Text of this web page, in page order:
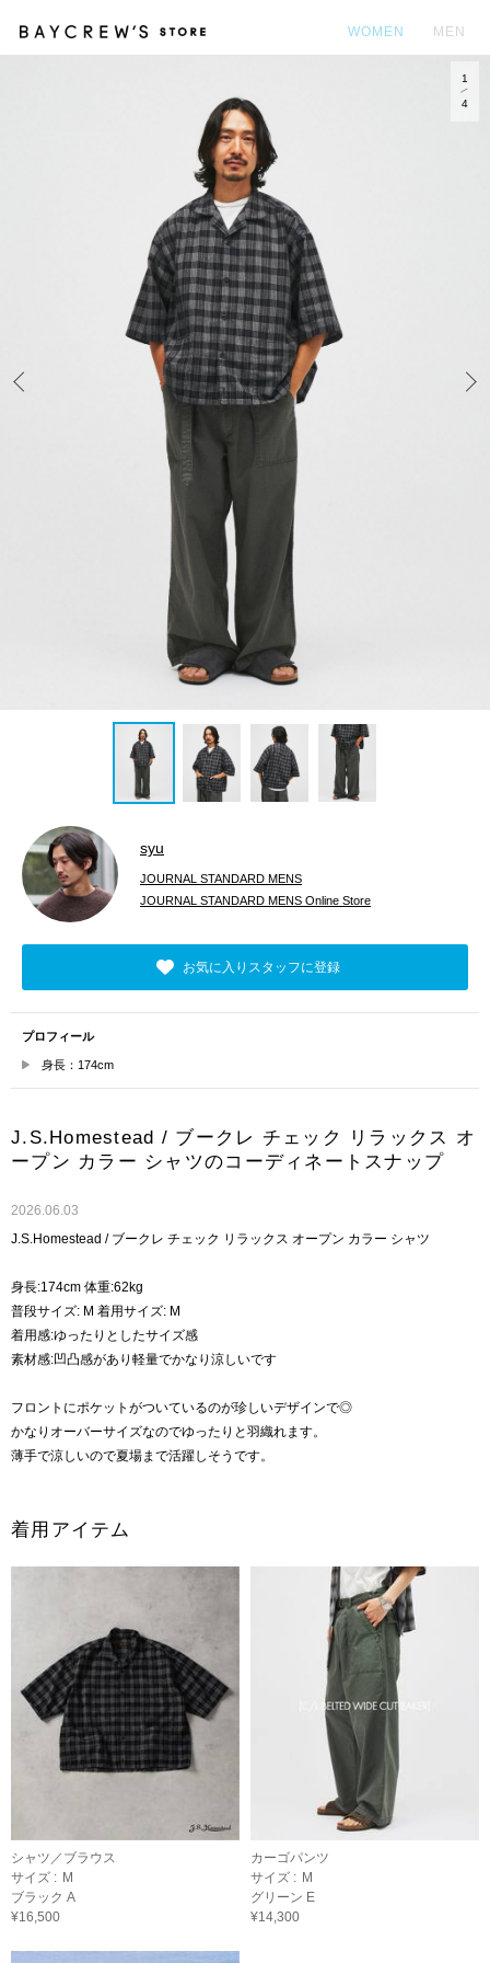
WOMEN MEN
1
4
syu
JOURNAL STANDARD MENS
JOURNAL STANDARD MENS Online Store
お気に入りスタッフに登録
プロフィール
身長：174cm
J.S.Homestead / ブークレ チェック リラックス オ
ープン カラー シャツのコーディネートスナップ
2026.06.03
J.S.Homestead / ブークレ チェック リラックス オープン カラー シャツ
身長:174cm 体重:62kg
普段サイズ: M 着用サイズ: M
着用感:ゆったりとしたサイズ感
素材感:凹凸感があり軽量でかなり涼しいです
フロントにポケットがついているのが珍しいデザインで◎
かなりオーバーサイズなのでゆったりと羽織れます。
薄手で涼しいので夏場まで活躍しそうです。
着用アイテム
シャツ／ブラウス
サイズ : M
ブラック A
¥16,500
カーゴパンツ
サイズ : M
グリーン E
¥14,300